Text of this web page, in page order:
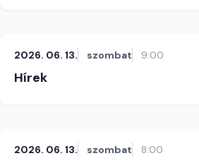
2026. 06. 13. szombat 9:00
Hírek
2026. 06. 13. szombat 8:00